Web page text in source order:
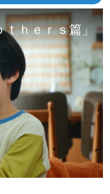
ｔｈｅｒｓ篇」６